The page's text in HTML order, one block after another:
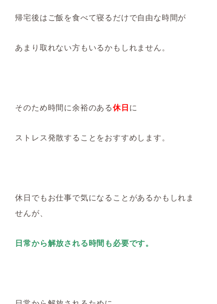
帰宅後はご飯を食べて寝るだけで自由な時間が
あまり取れない方もいるかもしれません。
そのため時間に余裕のある休日に
ストレス発散することをおすすめします。
休日でもお仕事で気になることがあるかもしれま
せんが、
日常から解放される時間も必要です。